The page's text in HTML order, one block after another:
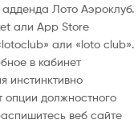
адденда Лото Аэроклуб.
али App Store
али «loto club».
в кабинет
инстинктивно
опции должностного
веб сайте